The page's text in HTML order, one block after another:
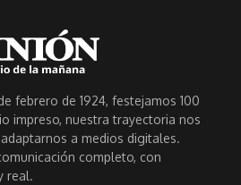
febrero de 1924, festejamos 100
impreso, nuestra trayectoria nos
a medios digitales.
completo, con
real.